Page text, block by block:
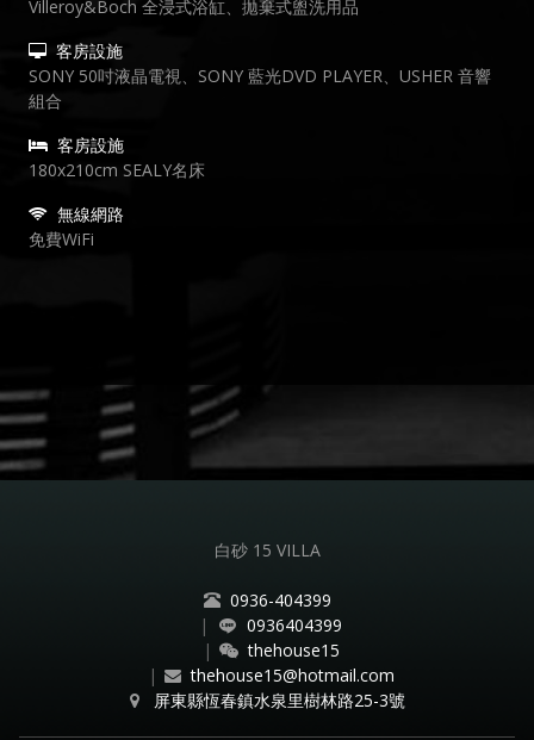
Villeroy&Boch 全浸式浴缸、拋棄式盥洗用品
客房設施
SONY 50吋液晶電視、SONY 藍光DVD PLAYER、USHER 音響
組合
客房設施
180x210cm SEALY名床
無線網路
免費WiFi
白砂 15 VILLA
0936-404399
|
0936404399
|
thehouse15
|
thehouse15@hotmail.com
屏東縣恆春鎮水泉里樹林路25-3號